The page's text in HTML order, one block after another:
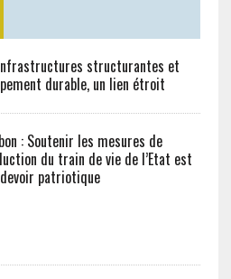
Infrastructures structurantes et
durable, un lien étroit
: Soutenir les mesures de
du train de vie de l’Etat est
patriotique